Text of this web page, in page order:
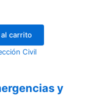
carrito
y